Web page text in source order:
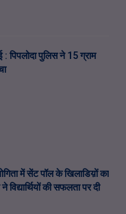
: पिपलोदा पुलिस ने 15 ग्राम
में सेंट पॉल के खिलाडिय़ों का
की सफलता पर दी